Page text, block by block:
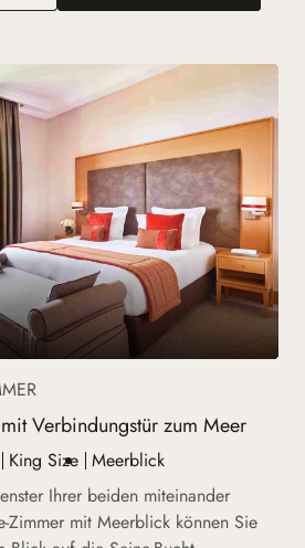
Verbindungstür zum Meer
King Size Meerblick
Ihrer beiden miteinander
Zimmer mit Meerblick können Sie